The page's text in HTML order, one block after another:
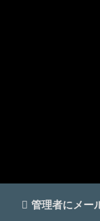
管理者にメー